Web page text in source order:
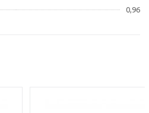
0,96